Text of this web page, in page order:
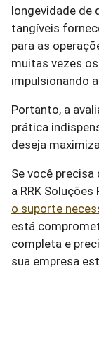
longevidade de
tangíveis
para as
muitas vezes
impulsionando
Portanto, a
prática
deseja
Se você precisa
a RRK
o suporte
está
completa e
sua empresa